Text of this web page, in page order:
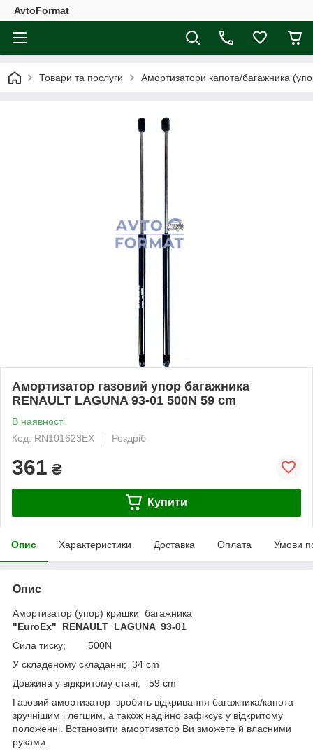
AvtoFormat
Товари та послуги Амортизатори капота/багажника
Амортизатор газовий упор багажника
RENAULT LAGUNA 93-01 500N 59 cm
В наявності
Код: RN101623EX
Роздріб
361 ₴
Купити
Опис Характеристики Доставка Оплата Умови
Опис
Амортизатор (упор) кришки багажника
"EuroEx" RENAULT LAGUNA 93-01
Сила тиску; 500N
У складеному складанні; 34 cm
Довжина у відкритому стані; 59 cm
Газовий амортизатор зробить відкривання багажника/капота
зручнішим і легшим, а також надійно зафіксує у відкритому
положенні. Встановити амортизатор Ви зможете й власними
руками.